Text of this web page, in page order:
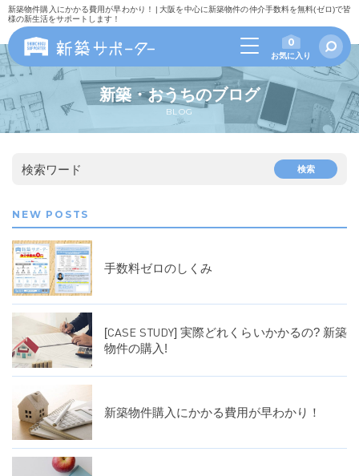
新築物件購入にかかる費用が早わかり！ | 大阪を中心に新築物件の仲介手数料を無料(ゼロ)で皆
様の新生活をサポートします！
0
お気に入り
新築・おうちのブログ
BLOG
検索ワード 検索
NEW POSTS
手数料ゼロのしくみ
[CASE STUDY] 実際どれくらいかかるの? 新築
物件の購入!
新築物件購入にかかる費用が早わかり！